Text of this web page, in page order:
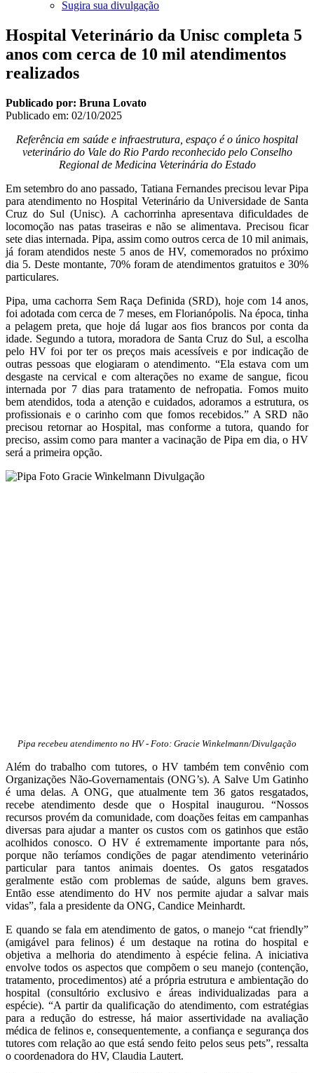
Sugira sua divulgação
Hospital Veterinário da Unisc completa 5
anos com cerca de 10 mil atendimentos
realizados
Publicado por: Bruna Lovato
Publicado em: 02/10/2025
Referência em saúde e infraestrutura, espaço é o único hospital
veterinário do Vale do Rio Pardo reconhecido pelo Conselho
Regional de Medicina Veterinária do Estado
Em setembro do ano passado, Tatiana Fernandes precisou levar Pipa
para atendimento no Hospital Veterinário da Universidade de Santa
Cruz do Sul (Unisc). A cachorrinha apresentava dificuldades de
locomoção nas patas traseiras e não se alimentava. Precisou ficar
sete dias internada. Pipa, assim como outros cerca de 10 mil animais,
já foram atendidos neste 5 anos de HV, comemorados no próximo
dia 5. Deste montante, 70% foram de atendimentos gratuitos e 30%
particulares.
Pipa, uma cachorra Sem Raça Definida (SRD), hoje com 14 anos,
foi adotada com cerca de 7 meses, em Florianópolis. Na época, tinha
a pelagem preta, que hoje dá lugar aos fios brancos por conta da
idade. Segundo a tutora, moradora de Santa Cruz do Sul, a escolha
pelo HV foi por ter os preços mais acessíveis e por indicação de
outras pessoas que elogiaram o atendimento. “Ela estava com um
desgaste na cervical e com alterações no exame de sangue, ficou
internada por 7 dias para tratamento de nefropatia. Fomos muito
bem atendidos, toda a atenção e cuidados, adoramos a estrutura, os
profissionais e o carinho com que fomos recebidos.” A SRD não
precisou retornar ao Hospital, mas conforme a tutora, quando for
preciso, assim como para manter a vacinação de Pipa em dia, o HV
será a primeira opção.
Pipa recebeu atendimento no HV - Foto: Gracie Winkelmann/Divulgação
Além do trabalho com tutores, o HV também tem convênio com
Organizações Não-Governamentais (ONG’s). A Salve Um Gatinho
é uma delas. A ONG, que atualmente tem 36 gatos resgatados,
recebe atendimento desde que o Hospital inaugurou. “Nossos
recursos provém da comunidade, com doações feitas em campanhas
diversas para ajudar a manter os custos com os gatinhos que estão
acolhidos conosco. O HV é extremamente importante para nós,
porque não teríamos condições de pagar atendimento veterinário
particular para tantos animais doentes. Os gatos resgatados
geralmente estão com problemas de saúde, alguns bem graves.
Então esse atendimento do HV nos permite ajudar a salvar mais
vidas”, fala a presidente da ONG, Candice Meinhardt.
E quando se fala em atendimento de gatos, o manejo “cat friendly”
(amigável para felinos) é um destaque na rotina do hospital e
objetiva a melhoria do atendimento à espécie felina. A iniciativa
envolve todos os aspectos que compõem o seu manejo (contenção,
tratamento, procedimentos) até a própria estrutura e ambientação do
hospital (consultório exclusivo e áreas individualizadas para a
espécie). “A partir da qualificação do atendimento, com estratégias
para a redução do estresse, há maior assertividade na avaliação
médica de felinos e, consequentemente, a confiança e segurança dos
tutores com relação ao que está sendo feito pelos seus pets”, ressalta
o coordenadora do HV, Claudia Lautert.